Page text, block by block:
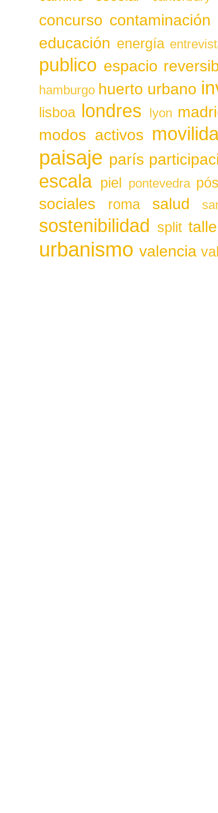
concurso contaminación
educación energía
publico espacio
hamburgo huerto urbano
lisboa londres lyon
modos activos
paisaje parís
escala piel pontevedra
sociales roma salud
sostenibilidad split
urbanismo valencia